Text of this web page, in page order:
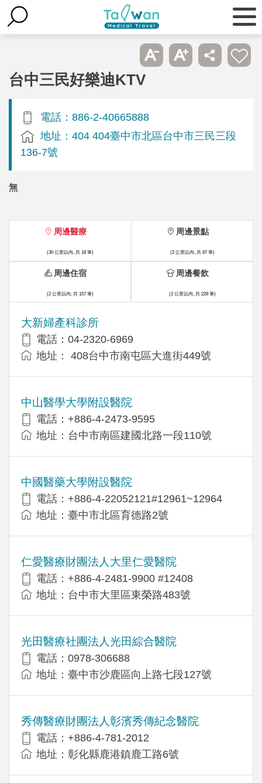
台中三民好樂迪KTV
電話：886-2-40665888
地址：404 404臺中市北區台中市三民三段
136-7號
無
周邊醫療
(30 公里以內, 共 18 筆)
大新婦產科診所
電話：04-2320-6969
地址： 408台中市南屯區大進街449號
中山醫學大學附設醫院
電話：+886-4-2473-9595
地址：台中市南區建國北路一段110號
中國醫藥大學附設醫院
電話：+886-4-22052121#12961~12964
地址：臺中市北區育德路2號
仁愛醫療財團法人大里仁愛醫院
電話：+886-4-2481-9900 #12408
地址：台中市大里區東榮路483號
光田醫療社團法人光田綜合醫院
電話：0978-306688
地址：臺中市沙鹿區向上路七段127號
秀傳醫療財團法人彰濱秀傳紀念醫院
電話：+886-4-781-2012
地址：彰化縣鹿港鎮鹿工路6號
周邊景點
(2 公里以內, 共 87 筆)
周邊住宿
(2 公里以內, 共 157 筆)
周邊餐飲
(2 公里以內, 共 229 筆)